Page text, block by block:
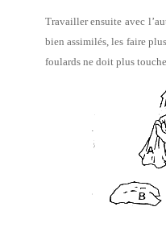
Travailler ensuite avec
bien assimilés, les faire
foulards ne doit plus